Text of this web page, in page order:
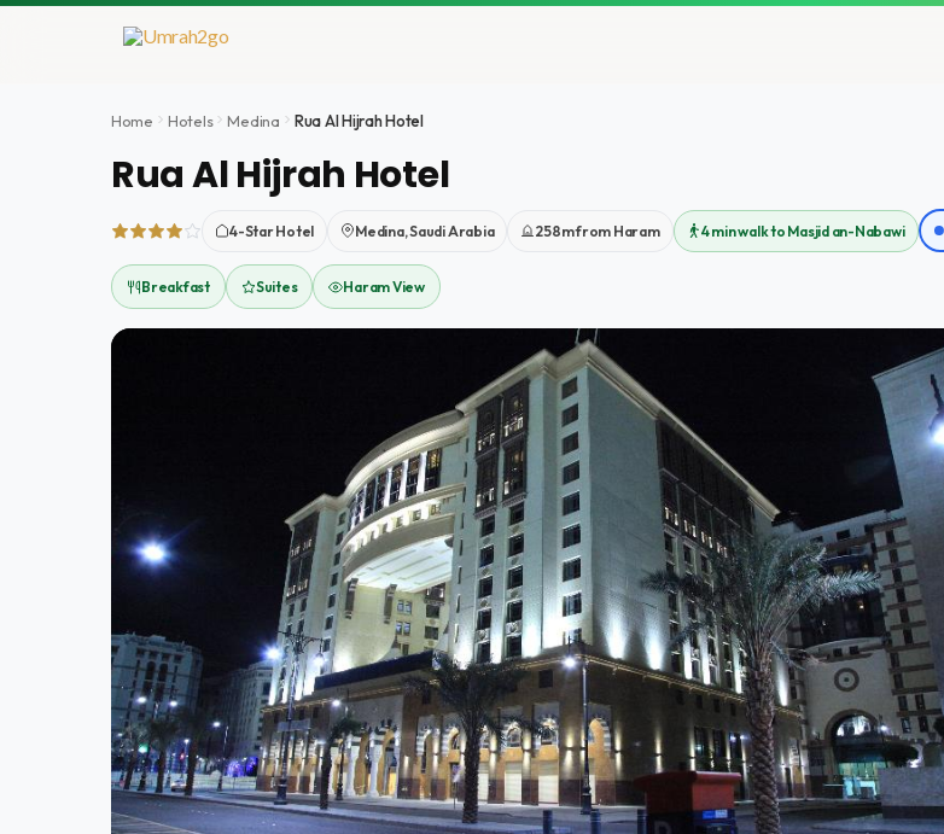
Zum
Home Hotels Medina Rua Al Hijrah Hotel
Rua Al Hijrah Hotel
4-Star Hotel Medina, Saudi Arabia 258m from Haram 4 min walk to Masjid an-Nabawi
Breakfast Suites Haram View